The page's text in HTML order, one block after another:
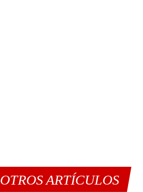
OTROS ARTÍCULOS